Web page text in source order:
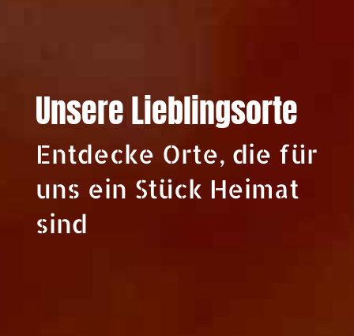
Unsere Lieblingsorte
Entdecke Orte, die für
uns ein Stück Heimat
sind